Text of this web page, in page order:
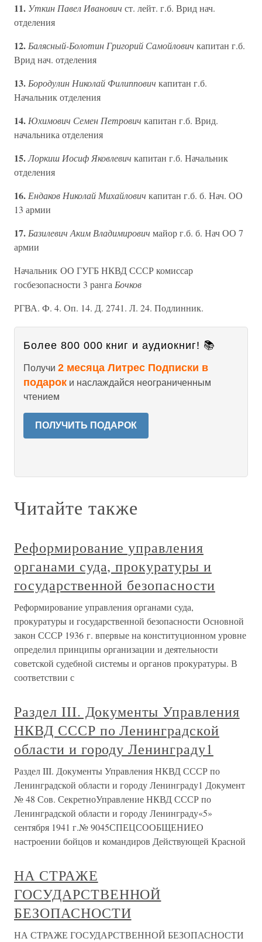
11. Уткин Павел Иванович ст. лейт. г.б. Врид нач.
отделения
12. Балясный-Болотин Григорий Самойлович капитан г.б.
Врид нач. отделения
13. Бородулин Николай Филиппович капитан г.б.
Начальник отделения
14. Юхимович Семен Петрович капитан г.б. Врид.
начальника отделения
15.Лоркиш Иосиф Яковлевич капитан г.б. Начальник
отделения
16. Ендаков Николай Михайлович капитан г.б. б. Нач. ОО
13 армии
17. Базилевич Аким Владимирович майор г.б. б. Нач ОО 7
армии
Начальник ОО ГУГБ НКВД СССР комиссар
госбезопасности 3 ранга Бочков
РГВА. Ф. 4. Оп. 14. Д. 2741. Л. 24. Подлинник.
Более 800 000 книг и аудиокниг! 📚
Получи 2 месяца Литрес Подписки в
подарок и наслаждайся неограниченным
чтением
ПОЛУЧИТЬ ПОДАРОК
Читайте также
Реформирование управления
органами суда, прокуратуры и
государственной безопасности
Реформирование управления органами суда,
прокуратуры и государственной безопасности Основной
закон СССР 1936 г. впервые на конституционном уровне
определил принципы организации и деятельности
советской судебной системы и органов прокуратуры. В
соответствии с
Раздел III. Документы Управления
НКВД СССР по Ленинградской
области и городу Ленинграду1
Раздел III. Документы Управления НКВД СССР по
Ленинградской области и городу Ленинграду1 Документ
№ 48 Сов. СекретноУправление НКВД СССР по
Ленинградской области и городу Ленинграду«5»
сентября 1941 г.№ 9045СПЕЦСООБЩЕНИЕО
настроении бойцов и командиров Действующей Красной
НА СТРАЖЕ
ГОСУДАРСТВЕННОЙ
БЕЗОПАСНОСТИ
НА СТРАЖЕ ГОСУДАРСТВЕННОЙ БЕЗОПАСНОСТИ